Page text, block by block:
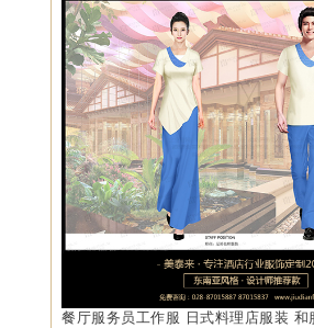
餐厅服务员工作服 日式料理店服装 和